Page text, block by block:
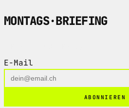
MONTAGS·BRIEFING
E-Mail
ABONNIEREN